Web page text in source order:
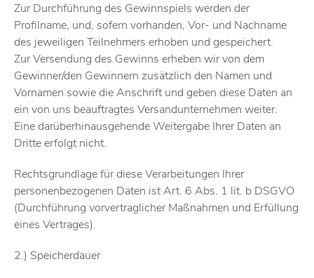
Zur Durchführung des Gewinnspiels werden der
Profilname, und, sofern vorhanden, Vor- und Nachname
des jeweiligen Teilnehmers erhoben und gespeichert.
Zur Versendung des Gewinns erheben wir von dem
Gewinner/den Gewinnern zusätzlich den Namen und
Vornamen sowie die Anschrift und geben diese Daten an
ein von uns beauftragtes Versandunternehmen weiter.
Eine darüberhinausgehende Weitergabe Ihrer Daten an
Dritte erfolgt nicht.
Rechtsgrundlage für diese Verarbeitungen Ihrer
personenbezogenen Daten ist Art. 6 Abs. 1 lit. b DSGVO
(Durchführung vorvertraglicher Maßnahmen und Erfüllung
eines Vertrages).
2.) Speicherdauer